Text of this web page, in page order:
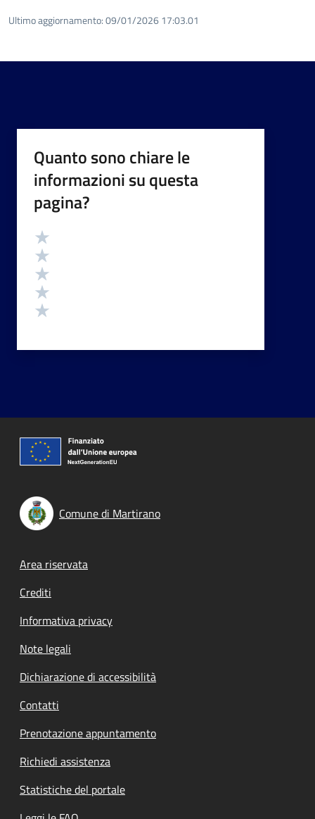
Ultimo aggiornamento:09/01/2026 17:03.01
Quanto sono chiare le
informazioni su questa
pagina?
Valutazione
Comune di Martirano
Footer menu
Area riservata
Crediti
Informativa privacy
Note legali
Dichiarazione di accessibilità
Contatti
Prenotazione appuntamento
Richiedi assistenza
Statistiche del portale